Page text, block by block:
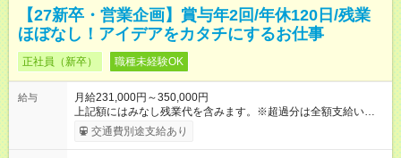
【27新卒・営業企画】賞与年2回/年休120日/残業
ほぼなし！アイデアをカタチにするお仕事
正社員（新卒） 職種未経験OK
給与
月給231,000円～350,000円
上記額にはみなし残業代を含みます。※超過分は全額支給いたし
ます。 みなし残業代 24,000円 ～ 37,000円／月 みなし残業時
間 15時間／月 【給与】 月給： 大卒・院卒 ：243，000
交通費別途支給あり